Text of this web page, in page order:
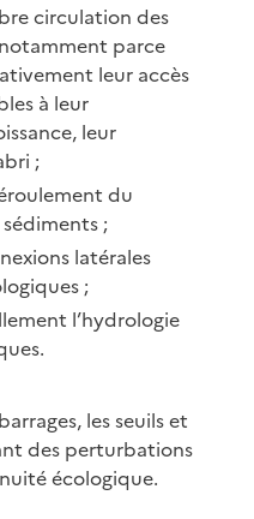
circulation des
parce
leur accès
à leur
leur
;
du
;
latérales
;
l’hydrologie
les seuils et
des perturbations
écologique.